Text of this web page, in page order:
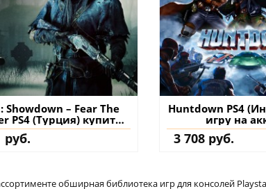
Showdown – Fear The
PS4 (Турция) купить
на аккаунт
руб.
Huntdown PS4
игру на
3 708 руб.
обширная библиотека игр для консолей